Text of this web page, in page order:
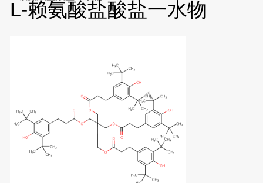
L-赖氨酸盐酸盐一水物